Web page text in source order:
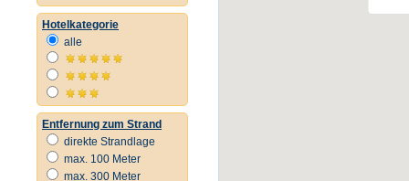
Hotelkategorie
alle
Entfernung zum Strand
direkte Strandlage
max. 100 Meter
max. 300 Meter